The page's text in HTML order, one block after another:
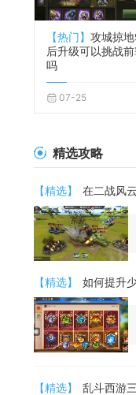
【热门】 攻城掠
后升级可以挑战
吗
07-25
精选攻略
【精选】 在二战风
【精选】
【精选】